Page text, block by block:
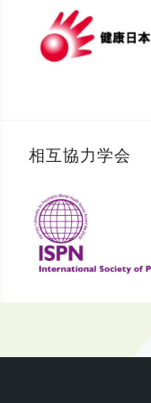
相互協力学会